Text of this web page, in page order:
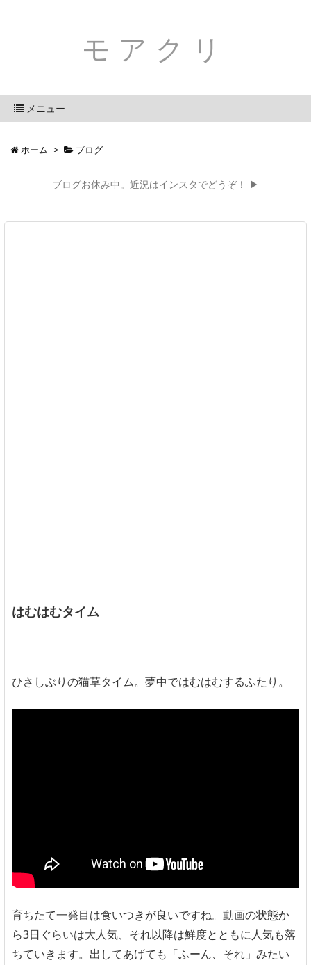
モアクリ
メニュー
ホーム > ブログ
ブログお休み中。近況はインスタでどうぞ！ ▶
はむはむタイム
ひさしぶりの猫草タイム。夢中ではむはむするふたり。
育ちたて一発目は食いつきが良いですね。動画の状態か
ら3日ぐらいは大人気、それ以降は鮮度とともに人気も落
ちていきます。出してあげても「ふーん、それ」みたい